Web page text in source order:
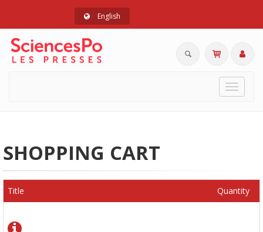
English
Toggle
SHOPPING CART
Title Quantity